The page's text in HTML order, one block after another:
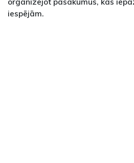
iespējām.